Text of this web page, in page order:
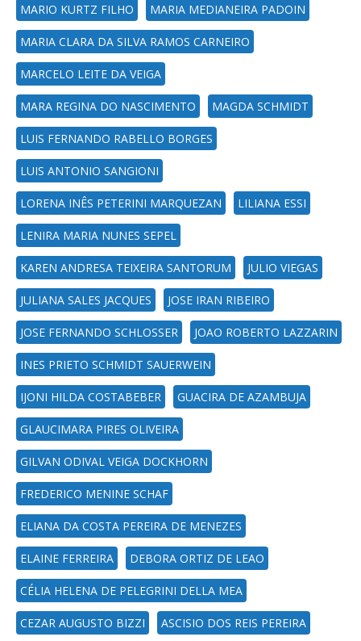
MARIO KURTZ FILHO MARIA MEDIANEIRA PADOIN
MARIA CLARA DA SILVA RAMOS CARNEIRO
MARCELO LEITE DA VEIGA
MARA REGINA DO NASCIMENTO MAGDA SCHMIDT
LUIS FERNANDO RABELLO BORGES
LUIS ANTONIO SANGIONI
LORENA INÊS PETERINI MARQUEZAN LILIANA ESSI
LENIRA MARIA NUNES SEPEL
KAREN ANDRESA TEIXEIRA SANTORUM JULIO VIEGAS
JULIANA SALES JACQUES JOSE IRAN RIBEIRO
JOSE FERNANDO SCHLOSSER JOAO ROBERTO LAZZARIN
INES PRIETO SCHMIDT SAUERWEIN
IJONI HILDA COSTABEBER GUACIRA DE AZAMBUJA
GLAUCIMARA PIRES OLIVEIRA
GILVAN ODIVAL VEIGA DOCKHORN
FREDERICO MENINE SCHAF
ELIANA DA COSTA PEREIRA DE MENEZES
ELAINE FERREIRA DEBORA ORTIZ DE LEAO
CÉLIA HELENA DE PELEGRINI DELLA MEA
CEZAR AUGUSTO BIZZI ASCISIO DOS REIS PEREIRA